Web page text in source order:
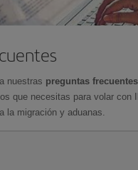
nuestras preguntas
que necesitas para volar con
la migración y aduanas.